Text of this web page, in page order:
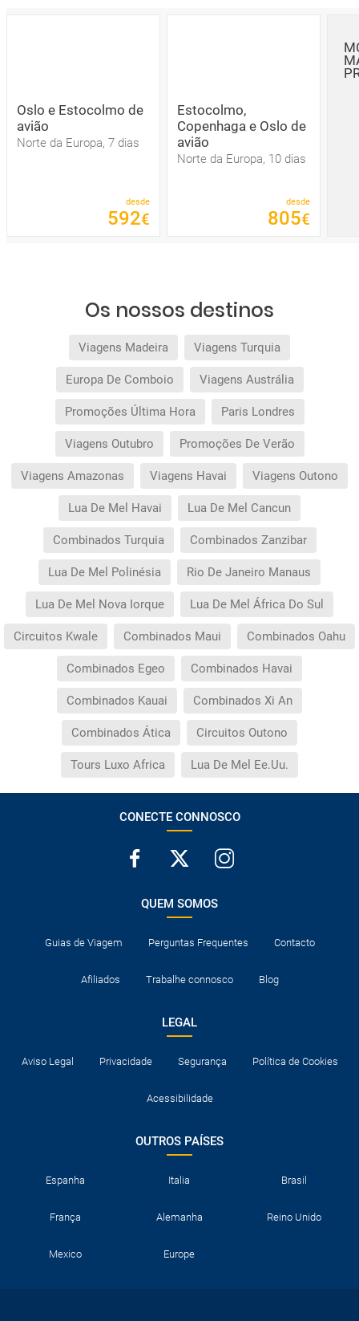
Oslo e Estocolmo de
avião
Norte da Europa, 7 dias
desde
592€
Estocolmo,
Copenhaga e Oslo de
avião
Norte da Europa, 10 dias
desde
805€
Os nossos destinos
Viagens Madeira Viagens Turquia
Europa De Comboio Viagens Austrália
Promoções Última Hora Paris Londres
Viagens Outubro Promoções De Verão
Viagens Amazonas Viagens Havai Viagens Outono
Lua De Mel Havai Lua De Mel Cancun
Combinados Turquia Combinados Zanzibar
Lua De Mel Polinésia Rio De Janeiro Manaus
Lua De Mel Nova Iorque Lua De Mel África Do Sul
Circuitos Kwale Combinados Maui Combinados Oahu
Combinados Egeo Combinados Havai
Combinados Kauai Combinados Xi An
Combinados Ática Circuitos Outono
Tours Luxo Africa Lua De Mel Ee.Uu.
CONECTE CONNOSCO
QUEM SOMOS
Guias de Viagem Perguntas Frequentes Contacto
Afiliados Trabalhe connosco Blog
LEGAL
Aviso Legal Privacidade Segurança Política de Cookies
Acessibilidade
OUTROS PAÍSES
Espanha Italia Brasil
França Alemanha Reino Unido
Mexico Europe